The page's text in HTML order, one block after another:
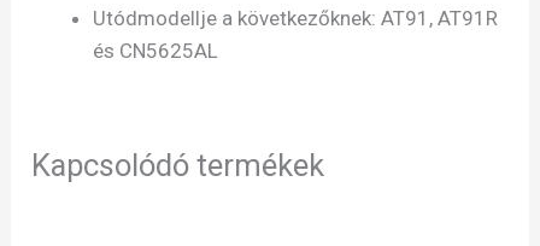
Utódmodellje a következőknek: AT91, AT91R
és CN5625AL
Kapcsolódó termékek